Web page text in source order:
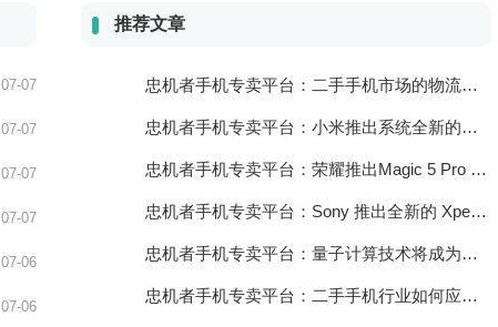
07-07
07-07
07-07
07-07
07-06
07-06
推荐文章
忠机者手机专卖平台：二手手机市场的物流配送和出售方式
忠机者手机专卖平台：小米推出系统全新的智能厨房
忠机者手机专卖平台：荣耀推出Magic 5 Pro 手机，搭载麒麟9000处理器和5000万像素主摄像头
忠机者手机专卖平台：Sony 推出全新的 Xperia 1 III 手机，展现出卓越的技术和品质
忠机者手机专卖平台：量子计算技术将成为手机行业的新的发展方向
忠机者手机专卖平台：二手手机行业如何应对生态系统的要求